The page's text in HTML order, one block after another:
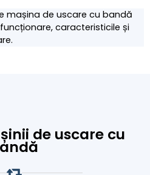
mașina de uscare cu bandă
caracteristicile și
de uscare cu